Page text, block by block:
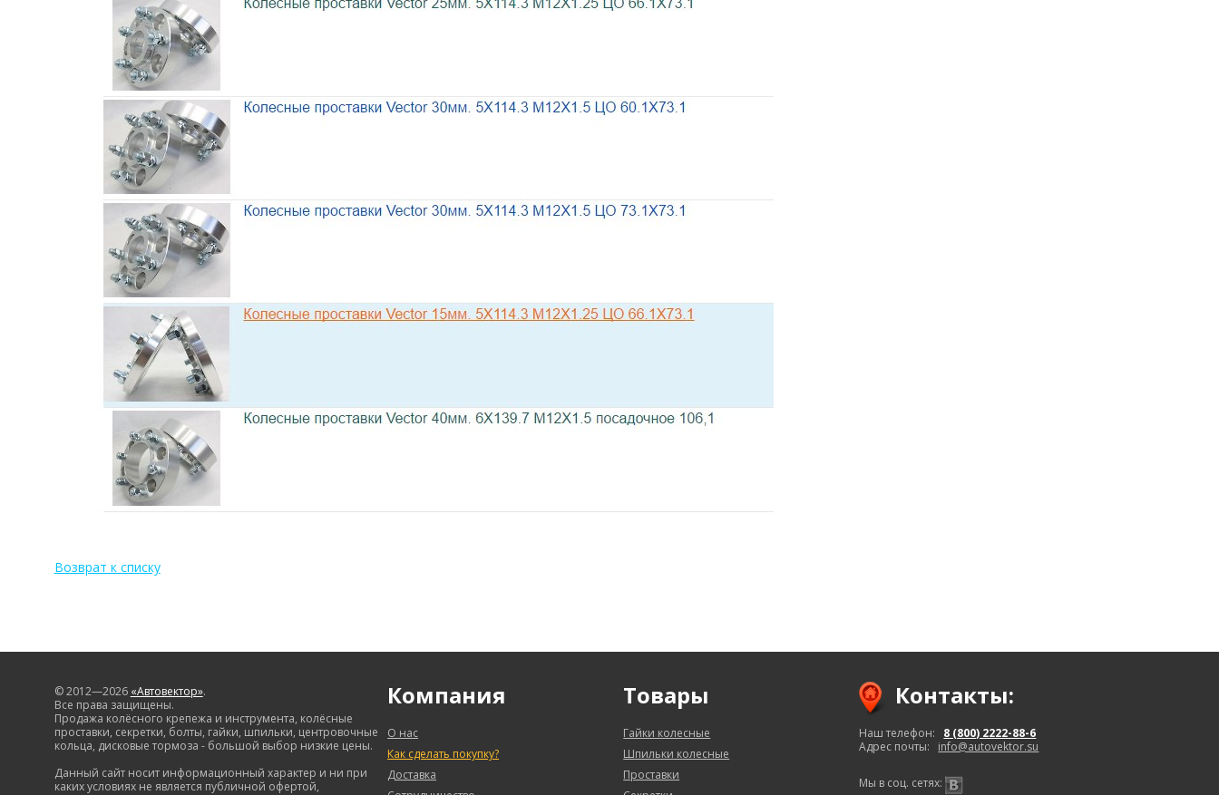
Возврат к списку
Компания
О нас
Как сделать покупку?
Доставка
Товары
Гайки колесные
Шпильки колесные
Проставки
Контакты:
Наш телефон: 8 (800) 2222-88-6
Адрес почты: info@autovektor.su
Мы в соц. сетях:
© 2012—2026 «Автовектор».
Все права защищены.
Продажа колёсного крепежа и инструмента, колёсные
проставки, секретки, болты, гайки, шпильки, центровочные
кольца, дисковые тормоза - большой выбор низкие цены.
Данный сайт носит информационный характер и ни при
каких условиях не является публичной офертой,